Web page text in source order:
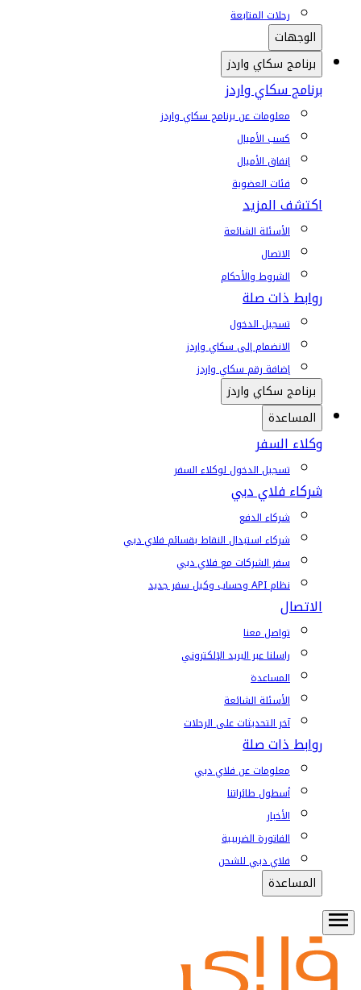
رحلات المتابعة
الوجهات
برنامج سكاي واردز
برنامج سكاي واردز
معلومات عن برنامج سكاي واردز
كسب الأميال
إنفاق الأميال
فئات العضوية
اكتشف المزيد
الأسئلة الشائعة
الاتصال
الشروط والأحكام
روابط ذات صلة
تسجيل الدخول
الانضمام إلى سكاي واردز
إضافة رقم سكاي واردز
برنامج سكاي واردز
المساعدة
وكلاء السفر
تسجيل الدخول لوكلاء السفر
شركاء فلاي دبي
شركاء الدفع
شركاء استبدال النقاط بقسائم فلاي دبي
سفر الشركات مع فلاي دبي
نظام API وحساب وكيل سفر جديد
الاتصال
تواصل معنا
راسلنا عبر البريد الإلكتروني
المساعدة
الأسئلة الشائعة
آخر التحديثات على الرحلات
روابط ذات صلة
معلومات عن فلاي دبي
أسطول طائراتنا
الأخبار
الفاتورة الضريبية
فلاي دبي للشحن
المساعدة